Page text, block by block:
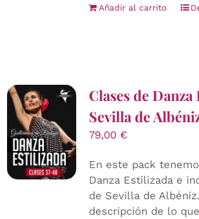
Añadir al carrito
Clases de
Sevilla de
79,00 €
En este pack
Danza Estilizada e
de Sevilla de
descripción de lo